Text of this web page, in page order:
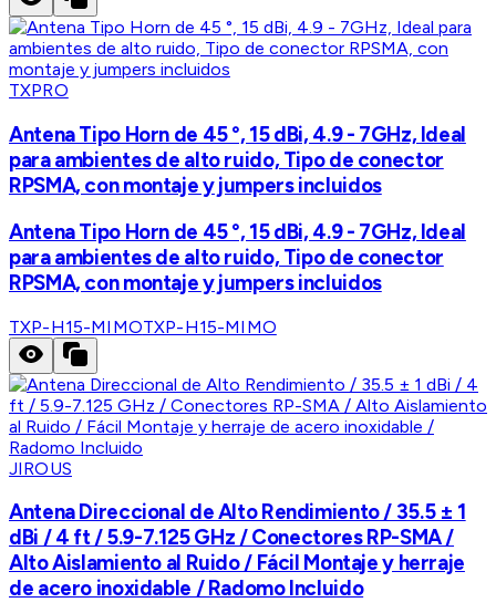
TXPRO
Antena Tipo Horn de 45 °, 15 dBi, 4.9 - 7GHz, Ideal
para ambientes de alto ruido, Tipo de conector
RPSMA, con montaje y jumpers incluidos
Antena Tipo Horn de 45 °, 15 dBi, 4.9 - 7GHz, Ideal
para ambientes de alto ruido, Tipo de conector
RPSMA, con montaje y jumpers incluidos
TXP-H15-MIMOTXP-H15-MIMO
JIROUS
Antena Direccional de Alto Rendimiento / 35.5 ± 1
dBi / 4 ft / 5.9-7.125 GHz / Conectores RP-SMA /
Alto Aislamiento al Ruido / Fácil Montaje y herraje
de acero inoxidable / Radomo Incluido